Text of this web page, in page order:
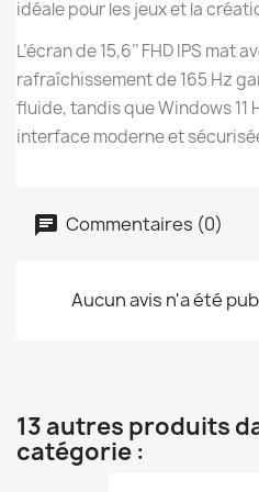
idéale pour les jeux et la
L’écran de 15,6’’ FHD IPS mat
rafraîchissement de 165 Hz
fluide, tandis que Windows 11
interface moderne et
Commentaires (0)
Aucun avis n'a été
13 autres produits
catégorie :